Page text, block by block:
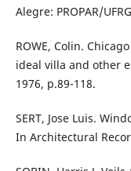
Alegre: PROPAR/
ROWE, Colin.
ideal villa and other
1976, p.89-118.
SERT, Jose Luis.
In Architectural